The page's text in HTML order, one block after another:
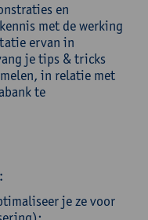
en
met de werking
ervan in
je tips & tricks
in relatie met
te
je ze voor